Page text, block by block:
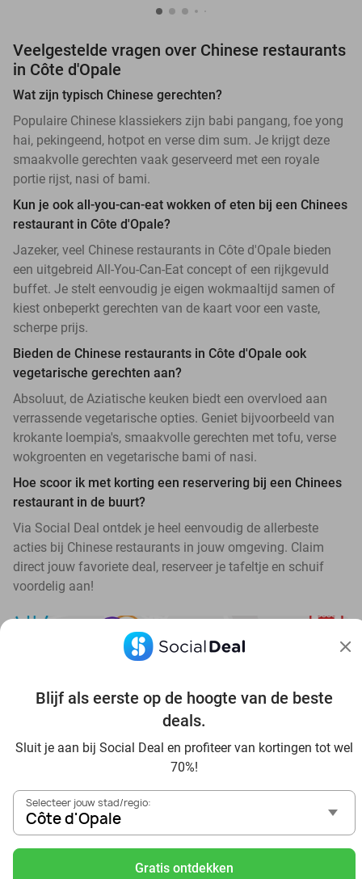
Blijf als eerste op de hoogte van de beste
deals.
Sluit je aan bij Social Deal en profiteer van kortingen tot wel
70%!
Selecteer jouw stad/regio:
Côte d'Opale
Gratis ontdekken
Veelgestelde vragen over Chinese restaurants
in Côte d'Opale
Wat zijn typisch Chinese gerechten?
Populaire Chinese klassiekers zijn babi pangang, foe yong
hai, pekingeend, hotpot en verse dim sum. Je krijgt deze
smaakvolle gerechten vaak geserveerd met een royale
portie rijst, nasi of bami.
Kun je ook all-you-can-eat wokken of eten bij een Chinees
restaurant in Côte d'Opale?
Jazeker, veel Chinese restaurants in Côte d'Opale bieden
een uitgebreid All-You-Can-Eat concept of een rijkgevuld
buffet. Je stelt eenvoudig je eigen wokmaaltijd samen of
kiest onbeperkt gerechten van de kaart voor een vaste,
scherpe prijs.
Bieden de Chinese restaurants in Côte d'Opale ook
vegetarische gerechten aan?
Absoluut, de Aziatische keuken biedt een overvloed aan
verrassende vegetarische opties. Geniet bijvoorbeeld van
krokante loempia's, smaakvolle gerechten met tofu, verse
wokgroenten en vegetarische bami of nasi.
Hoe scoor ik met korting een reservering bij een Chinees
restaurant in de buurt?
Via Social Deal ontdek je heel eenvoudig de allerbeste
acties bij Chinese restaurants in jouw omgeving. Claim
direct jouw favoriete deal, reserveer je tafeltje en schuif
voordelig aan!
Ontdek alle topdeals in jouw omgeving